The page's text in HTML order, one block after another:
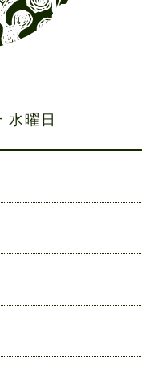
水曜日